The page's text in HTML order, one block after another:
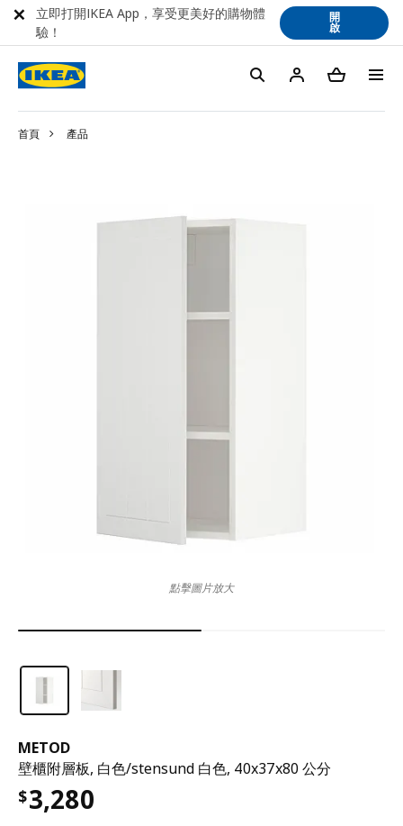
首頁 產品
METOD
壁櫃附層板, 白色/stensund 白色, 40x37x80 公分
$3,280
點擊圖片放大
立即打開IKEA App，享受更美好的購物體
驗！
開
啟